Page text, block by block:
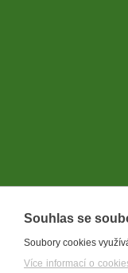
Souhlas se
Soubory cookies
Více informací o